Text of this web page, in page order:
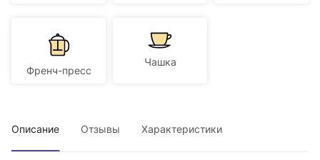
Френч-пресс
Чашка
Описание Отзывы Характеристики